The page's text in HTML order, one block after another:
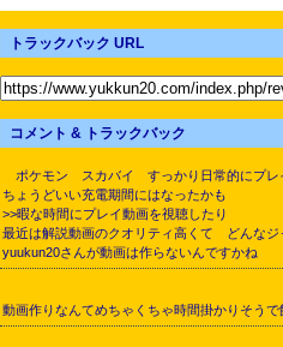
トラックバック URL
コメント & トラックバック
ポケモン スカバイ すっかり日常的にプレ
ちょうどいい充電期間にはなったかも
>>暇な時間にプレイ動画を視聴したり
最近は解説動画のクオリティ高くて どんな
yuukun20さんが動画は作らないんですかね
動画作りなんてめちゃくちゃ時間掛かりそう